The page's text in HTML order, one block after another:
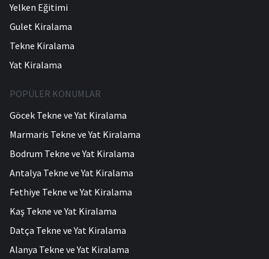
Yelken Eğitimi
Gulet Kiralama
Tekne Kiralama
Yat Kiralama
POPÜLER KONUMLAR
Göcek Tekne ve Yat Kiralama
Marmaris Tekne ve Yat Kiralama
Bodrum Tekne ve Yat Kiralama
Antalya Tekne ve Yat Kiralama
Fethiye Tekne ve Yat Kiralama
Kaş Tekne ve Yat Kiralama
Datça Tekne ve Yat Kiralama
Alanya Tekne ve Yat Kiralama